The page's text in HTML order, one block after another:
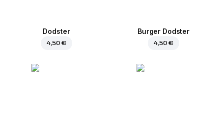
Dodster
4,50 €
Burger Dodster
4,50 €